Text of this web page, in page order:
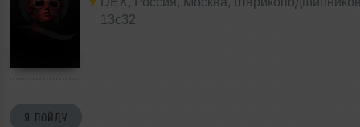
Я ПОЙДУ
13с32